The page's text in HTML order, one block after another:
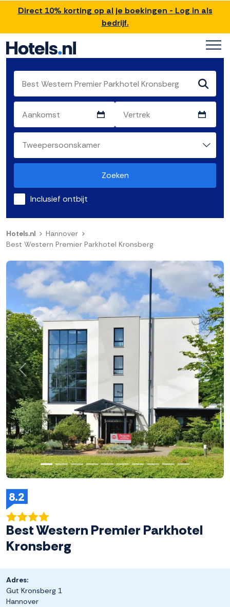
Direct 10% korting op al je boekingen - Log in als
bedrijf.
Zoeken
Inclusief ontbijt
Hotels.nl
Hannover
Best Western Premier Parkhotel Kronsberg
8.2
Best Western Premier Parkhotel
Kronsberg
Adres:
Gut Kronsberg 1
Hannover